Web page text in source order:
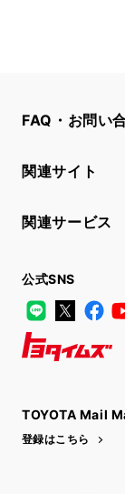
FAQ・お問い
関連サイト
関連サービス
公式SNS
LINE
X
TOYOTA Mail
登録はこちら